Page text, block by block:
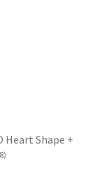
Heart Shape +
)